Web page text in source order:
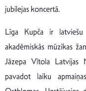
jubilejas koncertā.
Līga Kupča ir
akadēmiskās mūzikas
Jāzepa Vītola Latvijas
pavadot laiku